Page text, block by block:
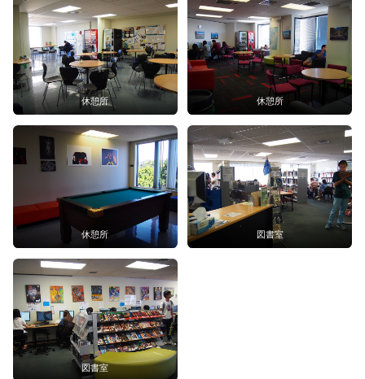
休憩所 休憩所
休憩所 図書室
図書室